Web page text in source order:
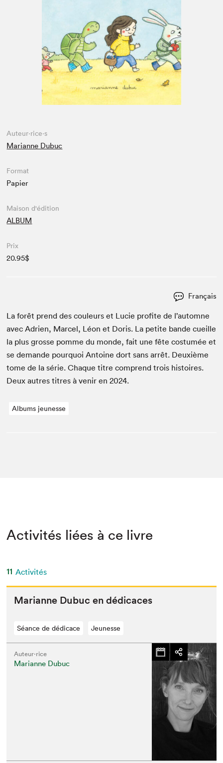
Auteur·rice·s
Marianne Dubuc
Format
Papier
Maison d'édition
ALBUM
Prix
20.95$
Français
La forêt prend des couleurs et Lucie prof­ite de l’automne
avec Adrien, Mar­cel, Léon et Doris. La petite bande cueille
la plus grosse pomme du monde, fait une fête cos­tumée et
se demande pourquoi Antoine dort sans arrêt. Deux­ième
tome de la série. Chaque titre com­prend trois his­toires.
Deux autres titres à venir en2024.
Albums jeunesse
Activités liées à ce livre
11 Activités
Mar­i­anne Dubuc en dédicaces
Séance de dédicace Jeunesse
Auteur·rice
Marianne Dubuc